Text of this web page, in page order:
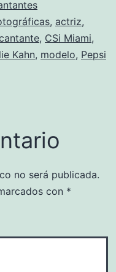
, actriz,
, CSi Miami,
Kahn, modelo, Pepsi
no será publicada.
con *